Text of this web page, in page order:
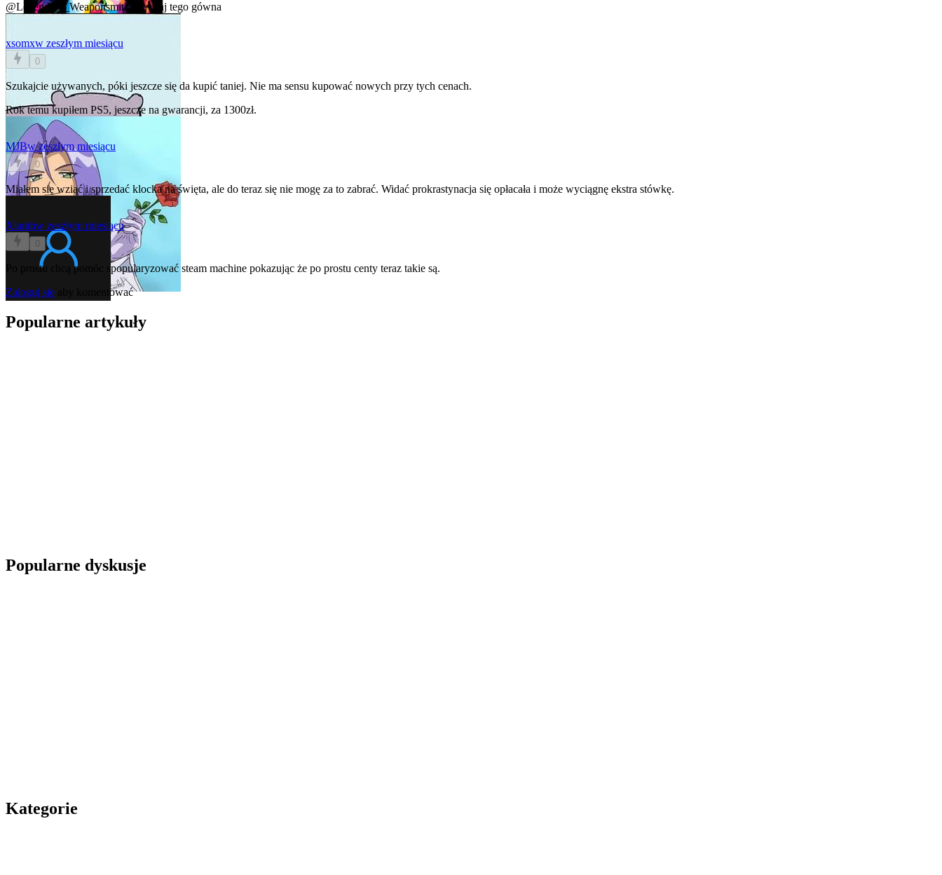
@Legendary_Weaponsmithnie cpaj tego gówna
xsomxw zeszłym miesiącu
0
Szukajcie używanych, póki jeszcze się da kupić taniej. Nie ma sensu kupować nowych przy tych cenach.
Rok temu kupiłem PS5, jeszcze na gwarancji, za 1300zł.
MJBw zeszłym miesiącu
0
Miałem się wziąć i sprzedać klocka na święta, ale do teraz się nie mogę za to zabrać. Widać prokrastynacja się opłacała i może wyciągnę ekstra stówkę.
Xianthw zeszłym miesiącu
0
Po prostu chcą pomóc spopularyzować steam machine pokazując że po prostu centy teraz takie są.
Zaloguj się aby komentować
Popularne artykuły
Popularne dyskusje
Kategorie